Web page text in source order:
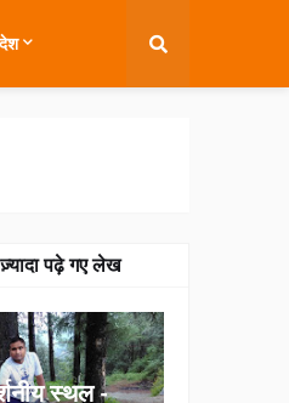
पढ़े गए लेख
स्थल -